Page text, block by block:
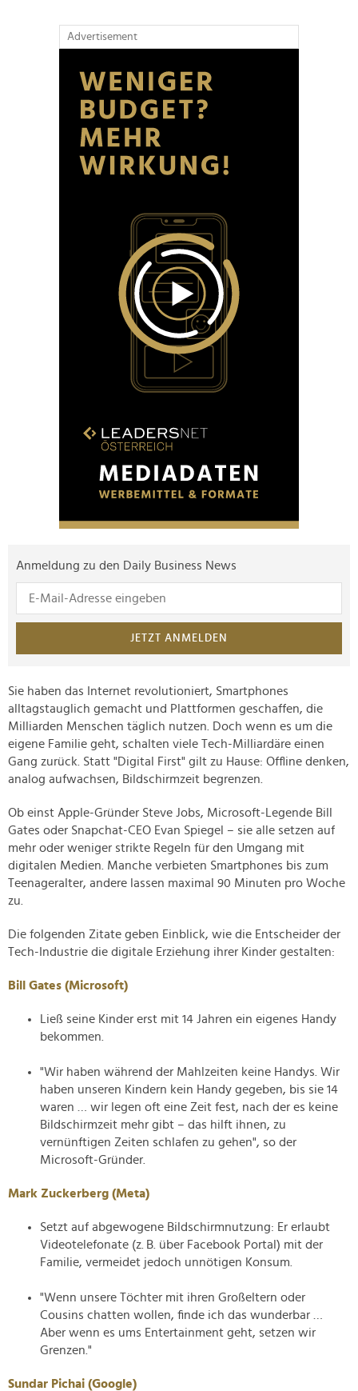
Advertisement
Anmeldung zu den Daily Business News
JETZT ANMELDEN
Sie haben das Internet revolutioniert, Smartphones
alltagstauglich gemacht und Plattformen geschaffen, die
Milliarden Menschen täglich nutzen. Doch wenn es um die
eigene Familie geht, schalten viele Tech-Milliardäre einen
Gang zurück. Statt "Digital First" gilt zu Hause: Offline denken,
analog aufwachsen, Bildschirmzeit begrenzen.
Ob einst Apple-Gründer Steve Jobs, Microsoft-Legende Bill
Gates oder Snapchat-CEO Evan Spiegel – sie alle setzen auf
mehr oder weniger strikte Regeln für den Umgang mit
digitalen Medien. Manche verbieten Smartphones bis zum
Teenageralter, andere lassen maximal 90 Minuten pro Woche
zu.
Die folgenden Zitate geben Einblick, wie die Entscheider der
Tech-Industrie die digitale Erziehung ihrer Kinder gestalten:
Bill Gates (Microsoft)
Ließ seine Kinder erst mit 14 Jahren ein eigenes Handy
bekommen.
"Wir haben während der Mahlzeiten keine Handys. Wir
haben unseren Kindern kein Handy gegeben, bis sie 14
waren … wir legen oft eine Zeit fest, nach der es keine
Bildschirmzeit mehr gibt – das hilft ihnen, zu
vernünftigen Zeiten schlafen zu gehen", so der
Microsoft-Gründer.
Mark Zuckerberg (Meta)
Setzt auf abgewogene Bildschirmnutzung: Er erlaubt
Videotelefonate (z. B. über Facebook Portal) mit der
Familie, vermeidet jedoch unnötigen Konsum.
"Wenn unsere Töchter mit ihren Großeltern oder
Cousins chatten wollen, finde ich das wunderbar …
Aber wenn es ums Entertainment geht, setzen wir
Grenzen."
Sundar Pichai (Google)